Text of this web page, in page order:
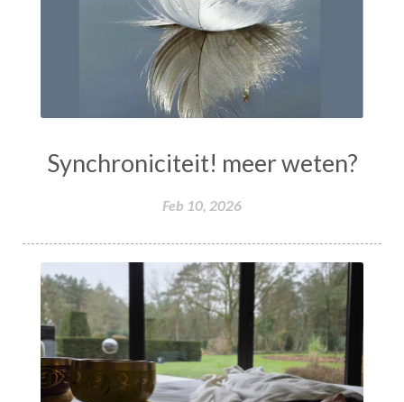
Synchroniciteit! meer weten?
Feb 10, 2026